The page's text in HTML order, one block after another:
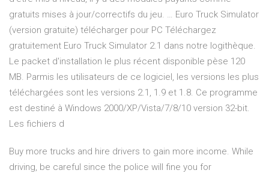
gratuits mises à jour/correctifs du jeu. … Euro Truck Simulator
(version gratuite) télécharger pour PC Téléchargez
gratuitement Euro Truck Simulator 2.1 dans notre logithèque.
Le packet d'installation le plus récent disponible pèse 120
MB. Parmis les utilisateurs de ce logiciel, les versions les plus
téléchargées sont les versions 2.1, 1.9 et 1.8. Ce programme
est destiné à Windows 2000/XP/Vista/7/8/10 version 32-bit.
Les fichiers d
Buy more trucks and hire drivers to gain more income. While
driving, be careful since the police will fine you for